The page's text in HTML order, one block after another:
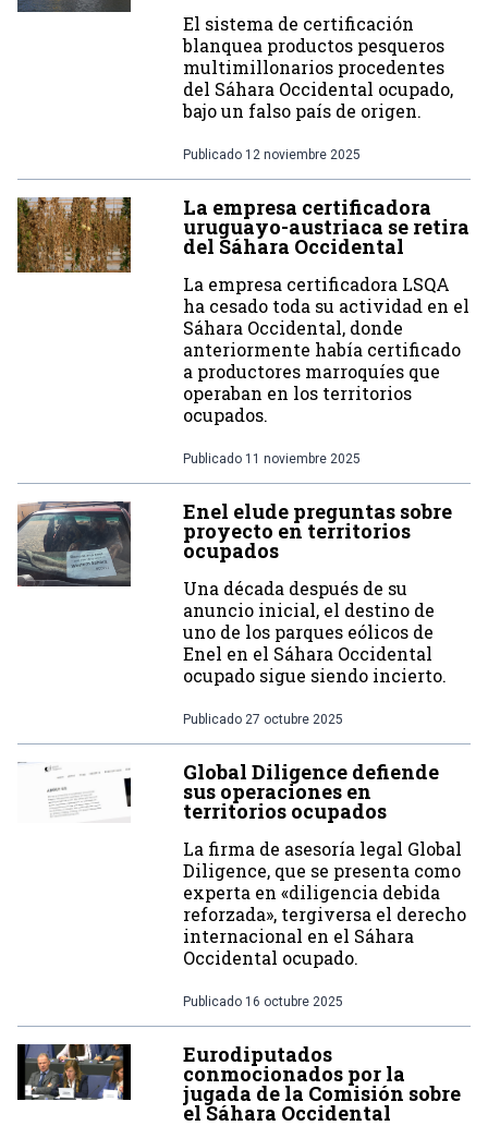
El sistema de certificación
blanquea productos pesqueros
multimillonarios procedentes
del Sáhara Occidental ocupado,
bajo un falso país de origen.
Publicado 12 noviembre 2025
La empresa certificadora
uruguayo-austriaca se retira
del Sáhara Occidental
La empresa certificadora LSQA
ha cesado toda su actividad en el
Sáhara Occidental, donde
anteriormente había certificado
a productores marroquíes que
operaban en los territorios
ocupados.
Publicado 11 noviembre 2025
Enel elude preguntas sobre
proyecto en territorios
ocupados
Una década después de su
anuncio inicial, el destino de
uno de los parques eólicos de
Enel en el Sáhara Occidental
ocupado sigue siendo incierto.
Publicado 27 octubre 2025
Global Diligence defiende
sus operaciones en
territorios ocupados
La firma de asesoría legal Global
Diligence, que se presenta como
experta en «diligencia debida
reforzada», tergiversa el derecho
internacional en el Sáhara
Occidental ocupado.
Publicado 16 octubre 2025
Eurodiputados
conmocionados por la
jugada de la Comisión sobre
el Sáhara Occidental